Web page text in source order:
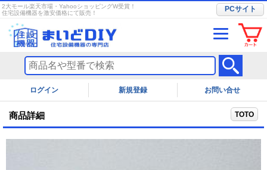
2大モール楽天市場・YahooショッピングW受賞！
住宅設備機器を激安価格にて販売！
PCサイト
ログイン お問い合せ
商品詳細 TOTO